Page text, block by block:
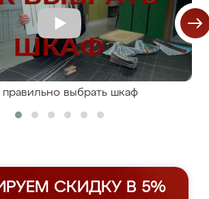
правильно выбрать шкаф
СКИДКУ В 5%